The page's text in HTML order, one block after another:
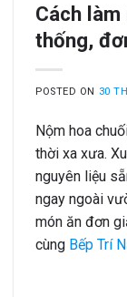
Cách
thống,
POSTED ON 30
Nộm hoa
thời xa xưa.
nguyên liệu
ngay ngoài
món ăn đơn
cùng Bếp Trí